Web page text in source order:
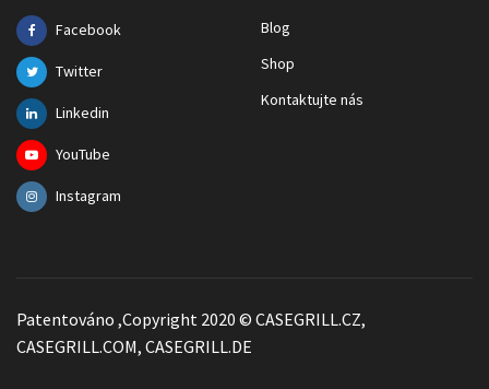
Facebook
Twitter
Linkedin
YouTube
Instagram
Blog
Shop
Kontaktujte nás
Patentováno ,Copyright 2020 © CASEGRILL.CZ,
CASEGRILL.COM, CASEGRILL.DE